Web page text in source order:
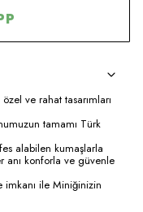
ve rahat tasarımları
tamamı Türk
alabilen kumaşlarla
anı konforla ve güvenle
imkanı ile Miniğinizin